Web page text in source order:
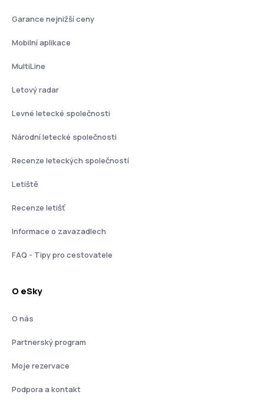
Garance nejnižší ceny
Mobilní aplikace
MultiLine
Letový radar
Levné letecké společnosti
Národní letecké společnosti
Recenze leteckých společností
Letiště
Recenze letišť
Informace o zavazadlech
FAQ - Tipy pro cestovatele
O eSky
O nás
Partnerský program
Moje rezervace
Podpora a kontakt